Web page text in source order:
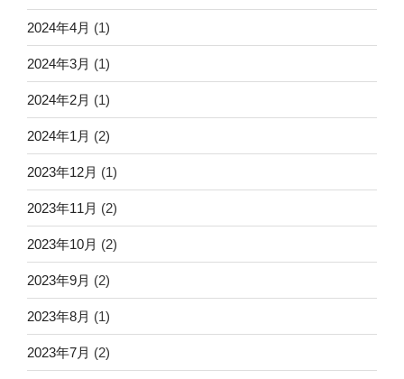
2024年4月 (1)
2024年3月 (1)
2024年2月 (1)
2024年1月 (2)
2023年12月 (1)
2023年11月 (2)
2023年10月 (2)
2023年9月 (2)
2023年8月 (1)
2023年7月 (2)